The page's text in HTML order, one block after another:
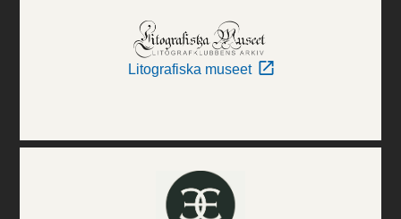
Litografiska museet